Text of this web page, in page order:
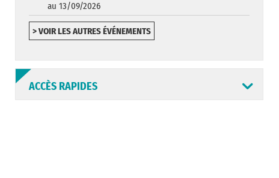
au 13/09/2026
> VOIR LES AUTRES ÉVÉNEMENTS
ACCÈS RAPIDES